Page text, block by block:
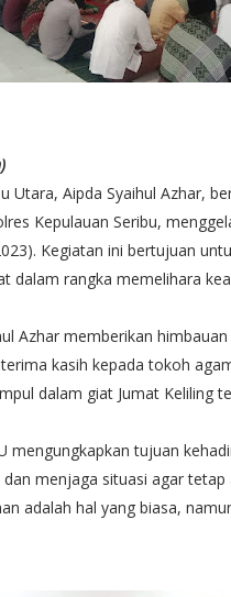
Utara, Aipda Syaihul Azhar,
Kepulauan Seribu,
Kegiatan ini bertujuan
dalam rangka memelihara
Azhar memberikan
kasih kepada tokoh
dalam giat Jumat Keliling
mengungkapkan tujuan
menjaga situasi agar
adalah hal yang biasa,